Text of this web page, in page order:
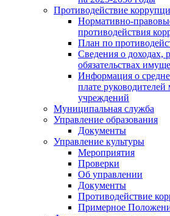
Противодействие
Нормативно-
противодействия
План по
Сведения о доходах,
обязательствах
Информация о
плате
учреждений
Муниципальная служба
Управление образования
Документы
Управление культуры
Мероприятия
Проверки
Об управлении
Документы
Противодействие
Примерное